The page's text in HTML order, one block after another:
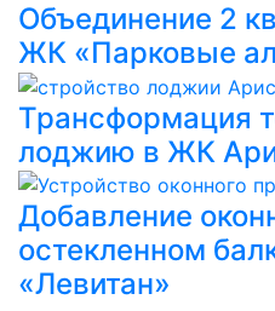
Объединение 2
ЖК «Парковые
Трансформация
лоджию в ЖК
Добавление
остекленном
«Левитан»